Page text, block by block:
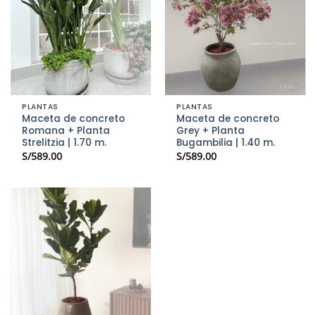
PLANTAS
Maceta de concreto
Romana + Planta
Strelitzia | 1.70 m.
S/589.00
PLANTAS
Maceta de concreto
Grey + Planta
Bugambilia | 1.40 m.
S/589.00